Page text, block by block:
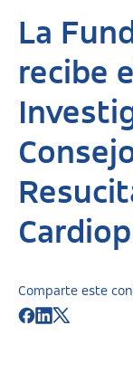
La
recibe
Comparte este